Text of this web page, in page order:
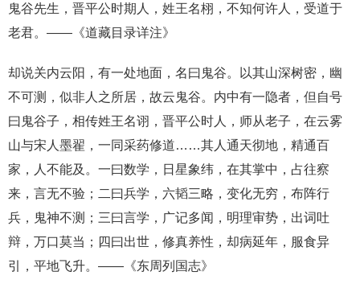
鬼谷先生，晋平公时期人，姓王名栩，不知何许人，受道于
老君。——《道藏目录详注》
却说关内云阳，有一处地面，名曰鬼谷。以其山深树密，幽
不可测，似非人之所居，故云鬼谷。内中有一隐者，但自号
曰鬼谷子，相传姓王名诩，晋平公时人，师从老子，在云雾
山与宋人墨翟，一同采药修道……其人通天彻地，精通百
家，人不能及。一曰数学，日星象纬，在其掌中，占往察
来，言无不验；二曰兵学，六韬三略，变化无穷，布阵行
兵，鬼神不测；三曰言学，广记多闻，明理审势，出词吐
辩，万口莫当；四曰出世，修真养性，却病延年，服食异
引，平地飞升。——《东周列国志》